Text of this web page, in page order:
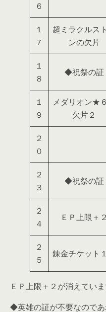
６
１
７
超ミラクルス
ンの欠片
１
８
◆祝祭の証
１
９
メダリオン★
欠片２
２
０
２
３
◆祝祭の証
２
４
ＥＰ上限＋２
２
５
錬金チケット
ＥＰ上限＋２が消えてい
◆英雄の証が不要なので